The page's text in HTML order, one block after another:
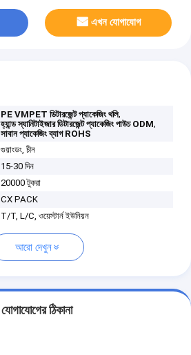
এখন যোগাযোগ
PE VMPET ডিটারজেন্ট প্যাকেজিং থলি,
হ্যান্ড স্যানিটাইজার ডিটারজেন্ট প্যাকেজিং পাউচ ODM,
সাবান প্যাকেজিং ব্যাগ ROHS
গুয়াংডং, চীন
15-30 দিন
20000 টুকরা
CX PACK
T/T, L/C, ওয়েস্টার্ন ইউনিয়ন
আরো দেখুন
যোগাযোগের ঠিকানা